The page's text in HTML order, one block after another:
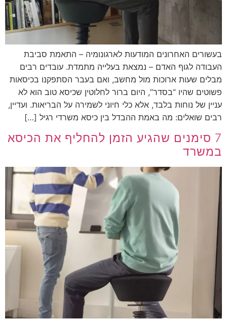
בעשורים האחרונים המודעות לארגונומיה – התאמת סביבת
העבודה לגוף האדם – נמצאת בעלייה מתמדת. עובדים רבים
מבלים שעות ארוכות מול מחשב, ואם בעבר הסתפקנו בכיסאות
פשוטים שהיו “בסדר”, היום ברור לחלוטין שכיסא טוב הוא לא
עניין של נוחות בלבד, אלא כלי חיוני לשמירה על הבריאות. ועדיין,
רבים שואלים: מה באמת ההבדל בין כיסא משרדי רגיל […]
7 סימנים שהגיע הזמן להחליף את הכיסא
במשרד